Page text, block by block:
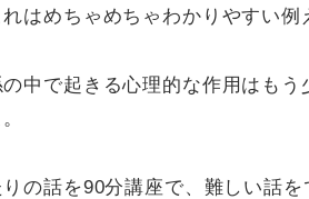
はめちゃめちゃわかりやすい
の中で起きる心理的な作用はも
りの話を90分講座で、難しい話